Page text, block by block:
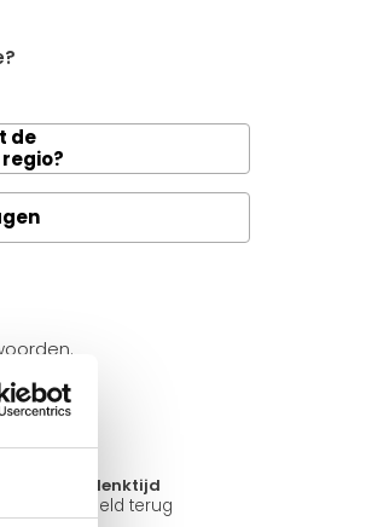
de
dagen bedenktijd
goed = Geld terug